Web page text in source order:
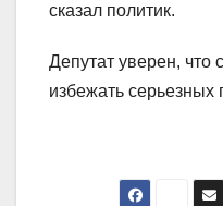
сказал политик.
Депутат уверен, что
избежать серьезных